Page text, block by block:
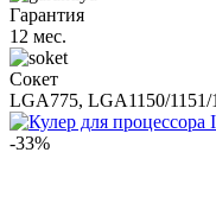
Гарантия
12 мес.
Сокет
LGA775, LGA1150/1151/
-33%